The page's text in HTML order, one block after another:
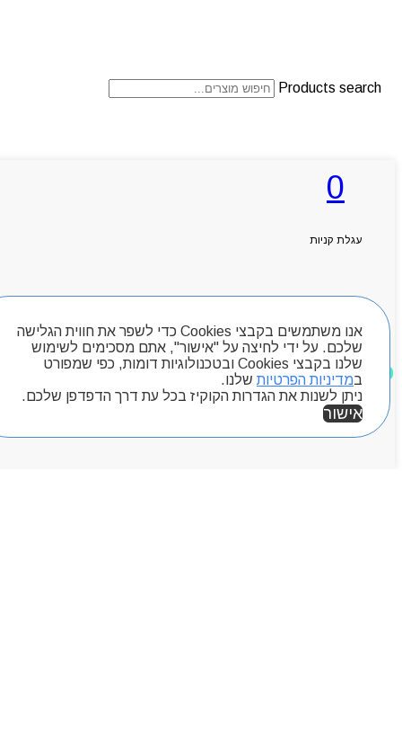
אנו משתמשים בקבצי Cookies כדי לשפר את חווית הגלישה
שלכם. על ידי לחיצה על "אישור", אתם מסכימים לשימוש
שלנו בקבצי Cookies ובטכנולוגיות דומות, כפי שמפורט
במדיניות הפרטיות שלנו.
ניתן לשנות את הגדרות הקוקיז בכל עת דרך הדפדפן שלכם.
אישור
0
עגלת קניות
חיפוש מוצרים
מוצרים שאהבתי
Products search
אודותניו
קטלוג מוצרים
יצירת קשר
מותגים